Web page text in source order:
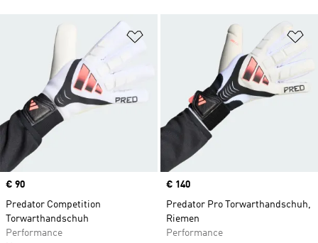
Zur Wunschliste hinzufügen
Price
€ 90
Predator Competition
Torwarthandschuh
Performance
Price
€ 140
Predator Pro Torwarthandschuh,
Riemen
Performance